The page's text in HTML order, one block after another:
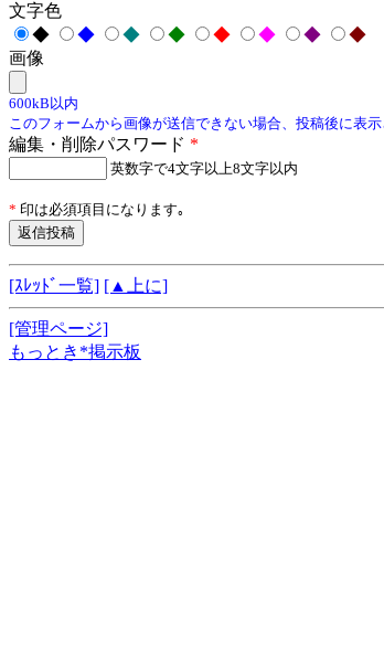
文字色
◆
◆ ◆ ◆ ◆ ◆ ◆
◆
画像
600kB以内
このフォームから画像が送信できない場合、投稿後に表
編集・削除パスワード *
英数字で4文字以上8文字以内
* 印は必須項目になります｡
[ｽﾚｯﾄﾞ一覧] [▲上に]
[管理ページ]
もっとき*掲示板